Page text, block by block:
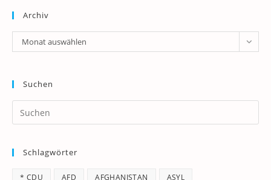
Archiv
Archiv
Monat auswählen
Suchen
Schlagwörter
* CDU AFD AFGHANISTAN ASYL